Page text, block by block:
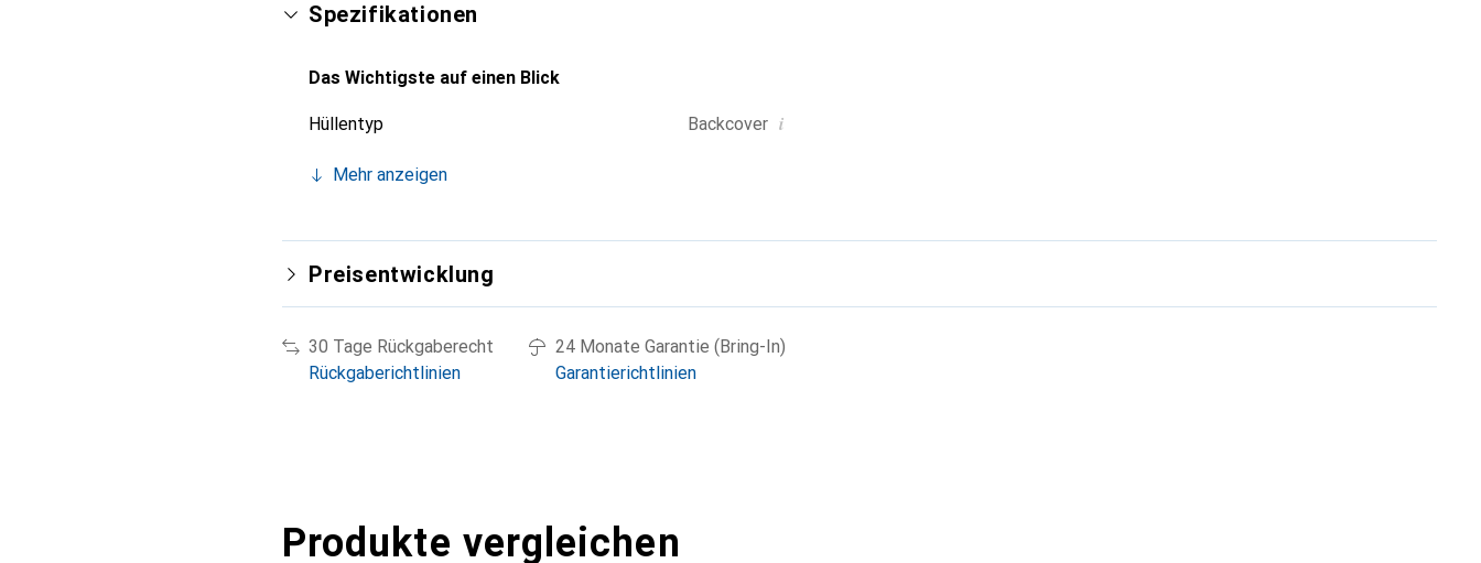
Spezifikationen
Das Wichtigste auf einen Blick
Hüllentyp Backcover i
Mehr anzeigen
Preisentwicklung
30 Tage Rückgaberecht
Rückgaberichtlinien
24 Monate Garantie (Bring-In)
Garantierichtlinien
Produkte vergleichen